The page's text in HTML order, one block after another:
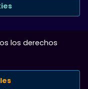
los derechos